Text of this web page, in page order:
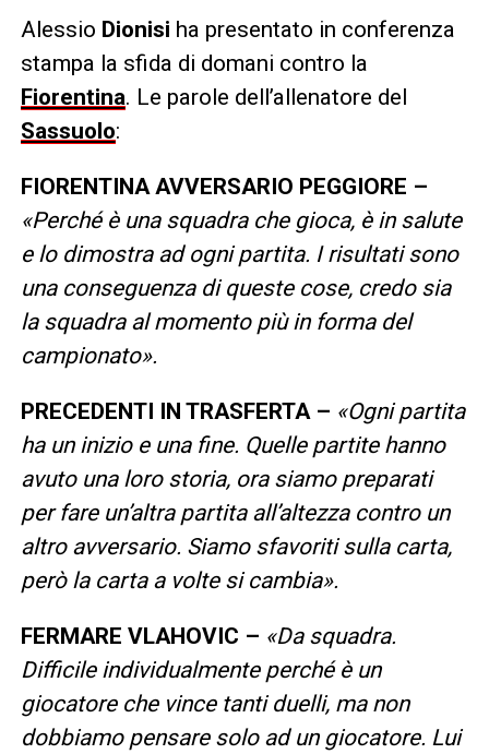
Alessio Dionisi ha presentato in conferenza
stampa la sfida di domani contro la
Fiorentina. Le parole dell’allenatore del
Sassuolo:
FIORENTINA AVVERSARIO PEGGIORE –
«Perché è una squadra che gioca, è in salute
e lo dimostra ad ogni partita. I risultati sono
una conseguenza di queste cose, credo sia
la squadra al momento più in forma del
campionato».
PRECEDENTI IN TRASFERTA – «Ogni partita
ha un inizio e una fine. Quelle partite hanno
avuto una loro storia, ora siamo preparati
per fare un’altra partita all’altezza contro un
altro avversario. Siamo sfavoriti sulla carta,
però la carta a volte si cambia».
FERMARE VLAHOVIC – «Da squadra.
Difficile individualmente perché è un
giocatore che vince tanti duelli, ma non
dobbiamo pensare solo ad un giocatore. Lui